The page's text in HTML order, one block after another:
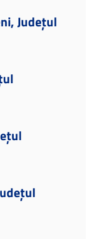
Județul